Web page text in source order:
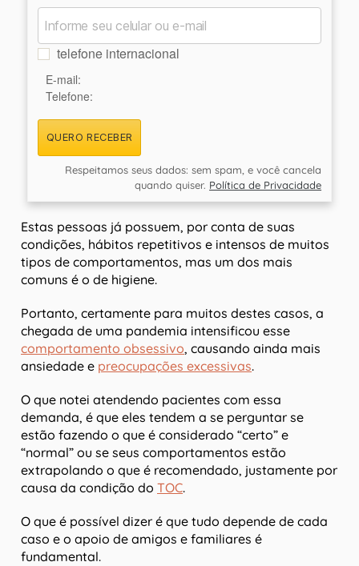
telefone internacional
E-mail:
Telefone:
QUERO RECEBER
Respeitamos seus dados: sem spam, e você cancela
quando quiser. Política de Privacidade
Estas pessoas já possuem, por conta de suas
condições, hábitos repetitivos e intensos de muitos
tipos de comportamentos, mas um dos mais
comuns é o de higiene.
Portanto, certamente para muitos destes casos, a
chegada de uma pandemia intensificou esse
comportamento obsessivo, causando ainda mais
ansiedade e preocupações excessivas.
O que notei atendendo pacientes com essa
demanda, é que eles tendem a se perguntar se
estão fazendo o que é considerado “certo” e
“normal” ou se seus comportamentos estão
extrapolando o que é recomendado, justamente por
causa da condição do TOC.
O que é possível dizer é que tudo depende de cada
caso e o apoio de amigos e familiares é
fundamental.